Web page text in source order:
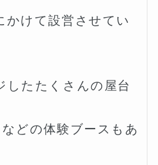
かけて設営させてい
したたくさんの屋台
どの体験ブースもあ